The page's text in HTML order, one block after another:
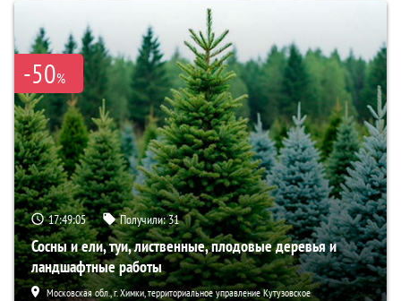
-50%
17:49:04 Получили:31
Сосны и ели, туи, лиственные, плодовые деревья и
ландшафтные работы
Московская обл., г. Химки, территориальное управление Кутузовское